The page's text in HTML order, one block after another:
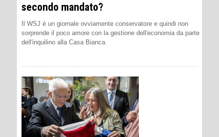
secondo mandato?
Il WSJ è un giornale ovviamente conservatore e quindi non
sorprende il poco amore con la gestione dell'economia da parte
dell'inquilino alla Casa Bianca.